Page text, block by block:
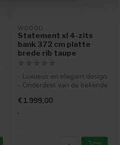
WOOOD
Statement xl 4-zits
bank 372 cm platte
brede rib taupe
- Luxueus en elegant design
- Onderdeel van de bekende
- Bekle...
€1.999,00
.
.